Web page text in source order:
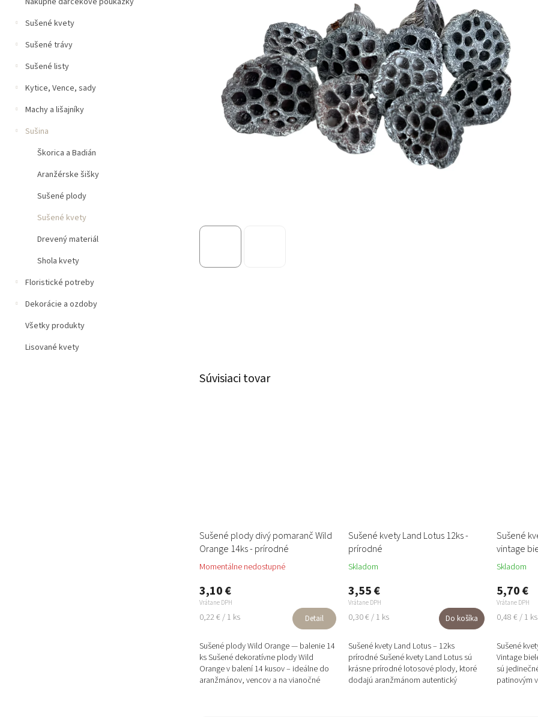
l
Sušené kvety
Sušené trávy
Sušené listy
Kytice, Vence, sady
Machy a lišajníky
Sušina
Škorica a Badián
Aranžérske šišky
Sušené plody
Sušené kvety
Drevený materiál
Shola kvety
Floristické potreby
Dekorácie a ozdoby
Všetky produkty
Lisované kvety
Súvisiaci tovar
Sušené plody divý pomaranč Wild
Orange 14ks - prírodné
Momentálne nedostupné
3,10 €
Vrátane DPH
Jednotková
0,22 € / 1 ks Detail
Sušené plody Wild Orange — balenie 14
ks Sušené dekoratívne plody Wild
Orange v balení 14 kusov – ideálne do
aranžmánov, vencov a na vianočné
Sušené kvety Land Lotus 12ks -
prírodné
Skladom
3,55 €
Vrátane DPH
Jednotková
0,30 € / 1 ks Do košíka
Sušené kvety Land Lotus – 12ks
prírodné Sušené kvety Land Lotus sú
krásne prírodné lotosové plody, ktoré
dodajú aranžmánom autentický
Sušené
vintage
Skladom
5,70 €
Vrátane DPH
Jednotková
0,48 € / 1 ks
Sušené
Vintage
sú
patinovým